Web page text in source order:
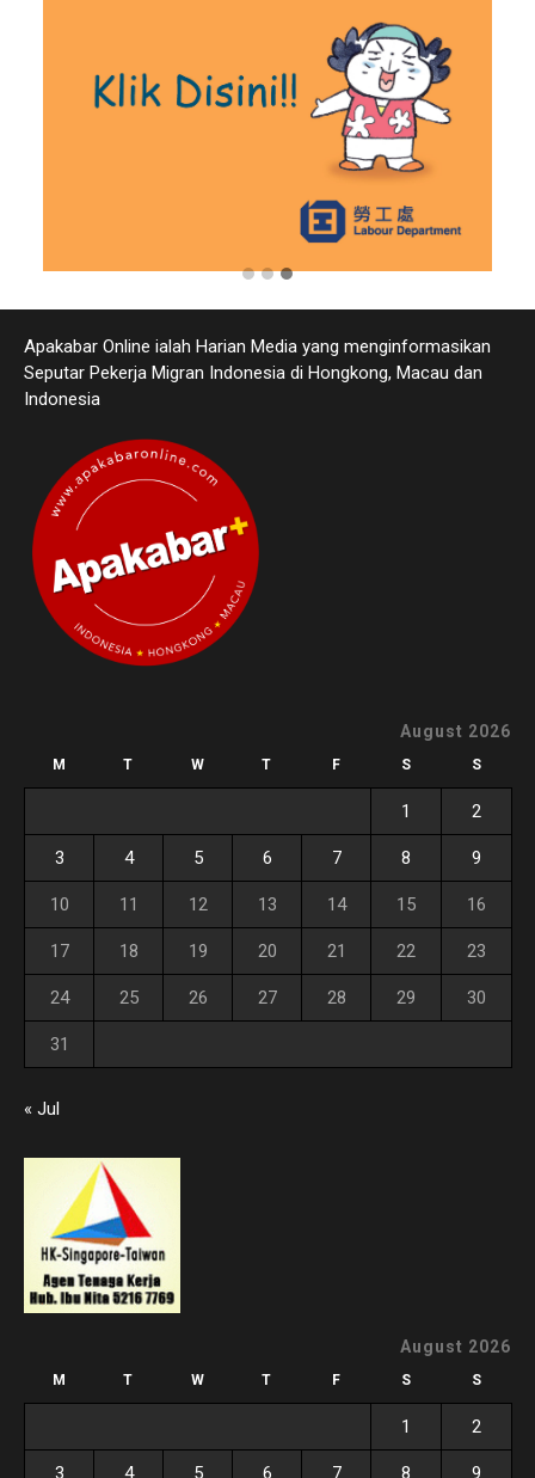
Apakabar Online ialah Harian Media yang menginformasikan
Seputar Pekerja Migran Indonesia di Hongkong, Macau dan
Indonesia
August 2026
M T W T F S S
1 2
3 4 5 6 7 8 9
10 11 12 13 14 15 16
17 18 19 20 21 22 23
24 25 26 27 28 29 30
31
« Jul
August 2026
M T W T F S S
1 2
3 4 5 6 7 8 9